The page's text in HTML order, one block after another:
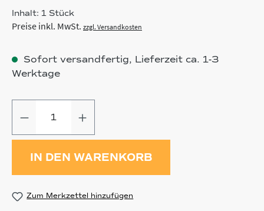
Inhalt: 1 Stück
Preise inkl. MwSt. zzgl. Versandkosten
Sofort versandfertig, Lieferzeit ca. 1-3
Werktage
IN DEN WARENKORB
Zum Merkzettel hinzufügen